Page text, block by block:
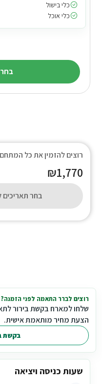
כלי בישול
כלי אוכל
רוצים להזמין את כל
₪1,770
בחר
רוצים לברר התאמה לפני הזמנה?
שלחו למארח בקשת בירור
הצעת מחיר מותאמת אישית.
בקשת
שעות כניסה ויציאה